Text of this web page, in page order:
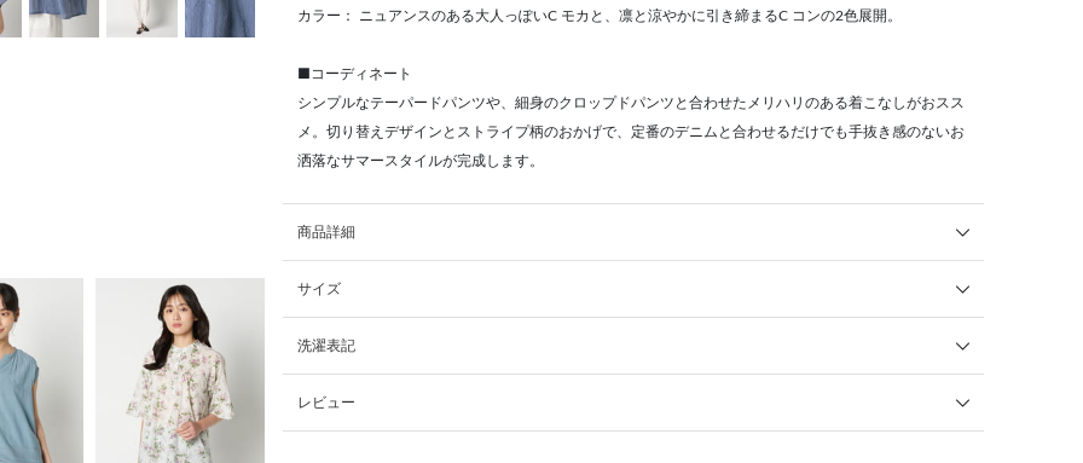
カラー： ニュアンスのある大人っぽいC モカと、凛と涼やかに引き締まるC コンの2色展開。
■コーディネート
シンプルなテーパードパンツや、細身のクロップドパンツと合わせたメリハリのある着こなしがおスス
メ。切り替えデザインとストライプ柄のおかげで、定番のデニムと合わせるだけでも手抜き感のないお
洒落なサマースタイルが完成します。
商品詳細
サイズ
洗濯表記
レビュー